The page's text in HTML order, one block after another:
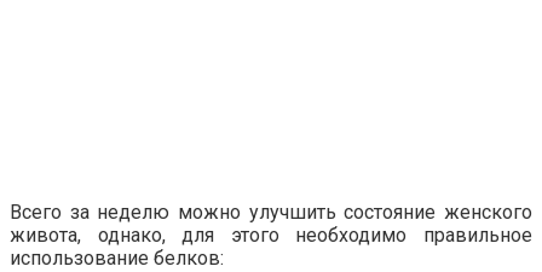
Всего за неделю можно улучшить состояние женского
живота, однако, для этого необходимо правильное
использование белков: